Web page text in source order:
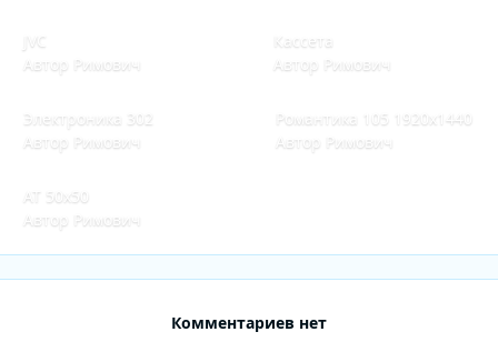
Автор
Римович
Кассета
Автор
Римович
Электроника 302
Автор
Римович
Романтика 105 1920х1440
Автор
Римович
АТ 50х50
Автор
Римович
Комментариев нет